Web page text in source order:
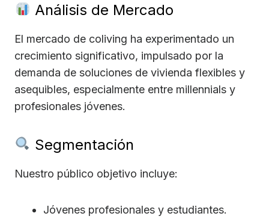
Análisis de Mercado
El mercado de coliving ha experimentado un
crecimiento significativo, impulsado por la
demanda de soluciones de vivienda flexibles y
asequibles, especialmente entre millennials y
profesionales jóvenes.
Segmentación
Nuestro público objetivo incluye:
Jóvenes profesionales y estudiantes.